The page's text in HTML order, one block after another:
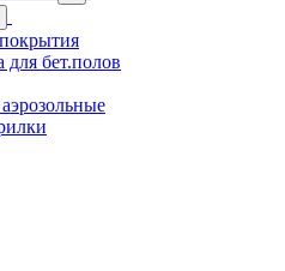
для бет.полов